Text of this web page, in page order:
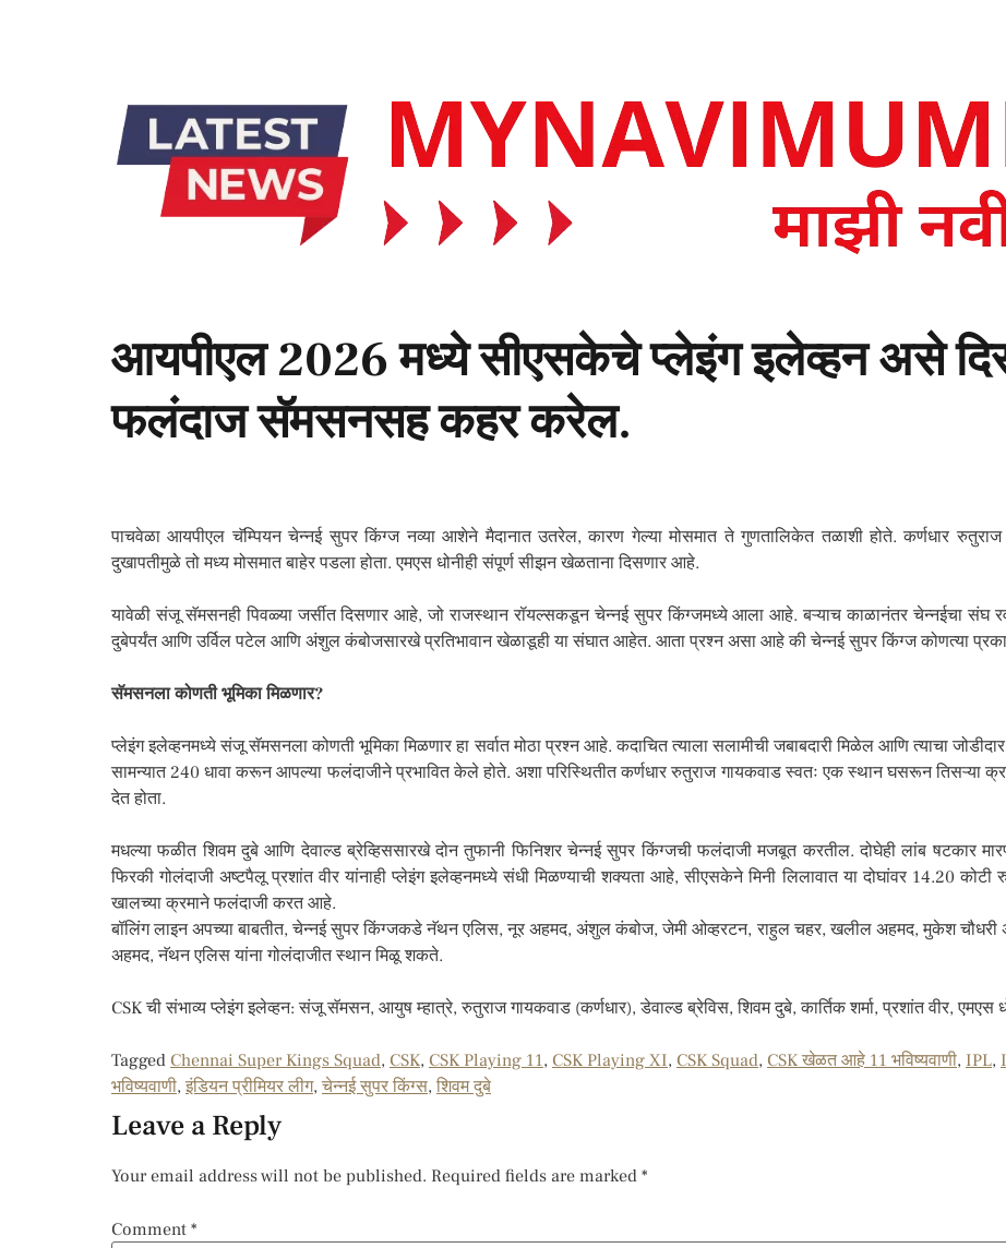
आयपीएल 2026 मध्ये सीएसकेचे प्लेइंग इलेव्हन असे
फलंदाज सॅमसनसह कहर करेल.
पाचवेळा आयपीएल चॅम्पियन चेन्नई सुपर किंग्ज नव्या आशेने मैदानात उतरेल, कारण गेल्या मोसमात ते गुणतालिकेत तळाशी होते. कर्णधार
दुखापतीमुळे तो मध्य मोसमात बाहेर पडला होता. एमएस धोनीही संपूर्ण सीझन खेळताना दिसणार आहे.
यावेळी संजू सॅमसनही पिवळ्या जर्सीत दिसणार आहे, जो राजस्थान रॉयल्सकडून चेन्नई सुपर किंग्जमध्ये आला आहे. बऱ्याच काळानंतर चेन्नईचा संघ
दुबेपर्यंत आणि उर्विल पटेल आणि अंशुल कंबोजसारखे प्रतिभावान खेळाडूही या संघात आहेत. आता प्रश्न असा आहे की चेन्नई सुपर किंग्ज कोणत्या
सॅमसनला कोणती भूमिका मिळणार?
प्लेइंग इलेव्हनमध्ये संजू सॅमसनला कोणती भूमिका मिळणार हा सर्वात मोठा प्रश्न आहे. कदाचित त्याला सलामीची जबाबदारी मिळेल आणि त्याचा
सामन्यात 240 धावा करून आपल्या फलंदाजीने प्रभावित केले होते. अशा परिस्थितीत कर्णधार रुतुराज गायकवाड स्वतः एक स्थान घसरून तिसऱ्या
देत ​​होता.
मधल्या फळीत शिवम दुबे आणि देवाल्ड ब्रेव्हिससारखे दोन तुफानी फिनिशर चेन्नई सुपर किंग्जची फलंदाजी मजबूत करतील. दोघेही लांब षटकार
फिरकी गोलंदाजी अष्टपैलू प्रशांत वीर यांनाही प्लेइंग इलेव्हनमध्ये संधी मिळण्याची शक्यता आहे, सीएसकेने मिनी लिलावात या दोघांवर 14.20 कोटी
खालच्या क्रमाने फलंदाजी करत आहे.
बॉलिंग लाइन अपच्या बाबतीत, चेन्नई सुपर किंग्जकडे नॅथन एलिस, नूर अहमद, अंशुल कंबोज, जेमी ओव्हरटन, राहुल चहर, खलील अहमद, मुकेश
अहमद, नॅथन एलिस यांना गोलंदाजीत स्थान मिळू शकते.
CSK ची संभाव्य प्लेइंग इलेव्हन: संजू सॅमसन, आयुष म्हात्रे, रुतुराज गायकवाड (कर्णधार), डेवाल्ड ब्रेविस, शिवम दुबे, कार्तिक शर्मा, प्रशांत वीर,
Tagged Chennai Super Kings Squad, CSK, CSK Playing 11, CSK Playing XI, CSK Squad, CSK खेळत आहे 11 भविष्यवाणी, IPL,
भविष्यवाणी, इंडियन प्रीमियर लीग, चेन्नई सुपर किंग्स, शिवम दुबे
Leave a Reply
Your email address will not be published. Required fields are marked *
Comment *